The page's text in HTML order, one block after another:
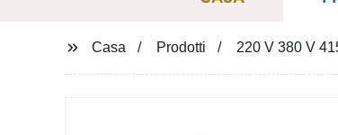
Casa Prodotti 220 V 380 V